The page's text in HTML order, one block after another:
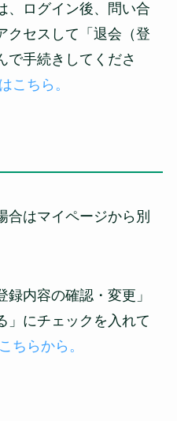
、ログイン後、問い合
クセスして「退会（登
で手続きしてくださ
こちら。
合はマイページから別
内容の確認・変更」
」にチェックを入れて
ちらから。